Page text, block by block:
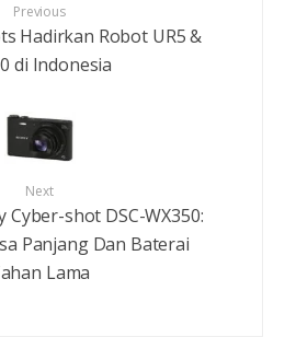
Previous
Hadirkan Robot UR5 &
di Indonesia
Next
Cyber-shot DSC-WX350:
Panjang Dan Baterai
Lama